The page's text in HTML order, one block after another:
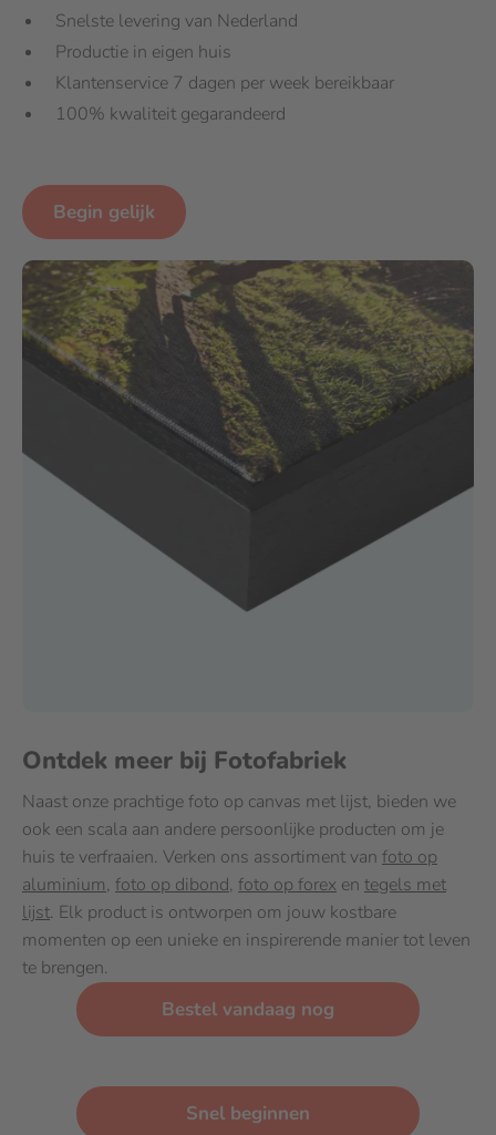
Snelste levering van Nederland
Productie in eigen huis
Klantenservice 7 dagen per week bereikbaar
100% kwaliteit gegarandeerd
Begin gelijk
Ontdek meer bij Fotofabriek
Naast onze prachtige foto op canvas met lijst, bieden we
ook een scala aan andere persoonlijke producten om je
huis te verfraaien. Verken ons assortiment van foto op
aluminium, foto op dibond, foto op forex en tegels met
lijst. Elk product is ontworpen om jouw kostbare
momenten op een unieke en inspirerende manier tot leven
te brengen.
Bestel vandaag nog
Snel beginnen